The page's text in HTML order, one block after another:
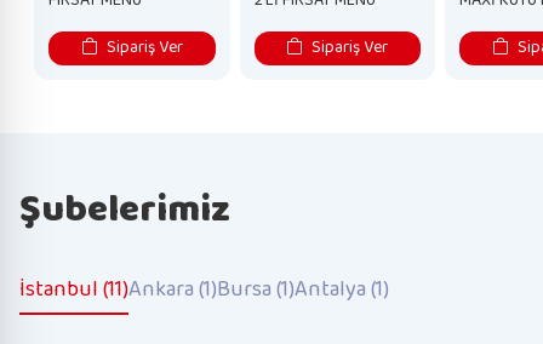
Sipariş Ver
Sipariş Ver
Şubelerimiz
İstanbul (11)Ankara (1)Bursa (1)Antalya (1)